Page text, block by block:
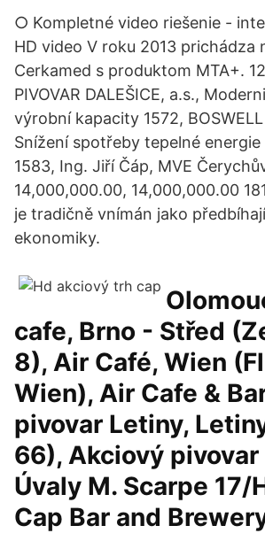
○ Kompletné video riešenie -
HD video V roku 2013 prichádza
Cerkamed s produktom MTA+.
PIVOVAR DALEŠICE, a.s.,
výrobní kapacity 1572, BOSWELL
Snížení spotřeby tepelné energie
1583, Ing. Jiří Čáp, MVE
14,000,000.00, 14,000,000.00
je tradičně vnímán jako
ekonomiky.
cafe, Brno - Střed
8), Air Café, Wien
Wien), Air Cafe &
pivovar Letiny,
66), Akciový
Úvaly M. Scarpe 17/
Cap Bar and